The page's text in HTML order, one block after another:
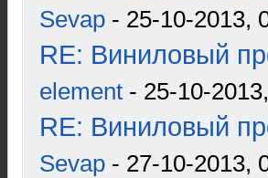
Sevap - 25-10-2013,
RE: Виниловый
element - 25-10-
RE: Виниловый
Sevap - 27-10-2013,